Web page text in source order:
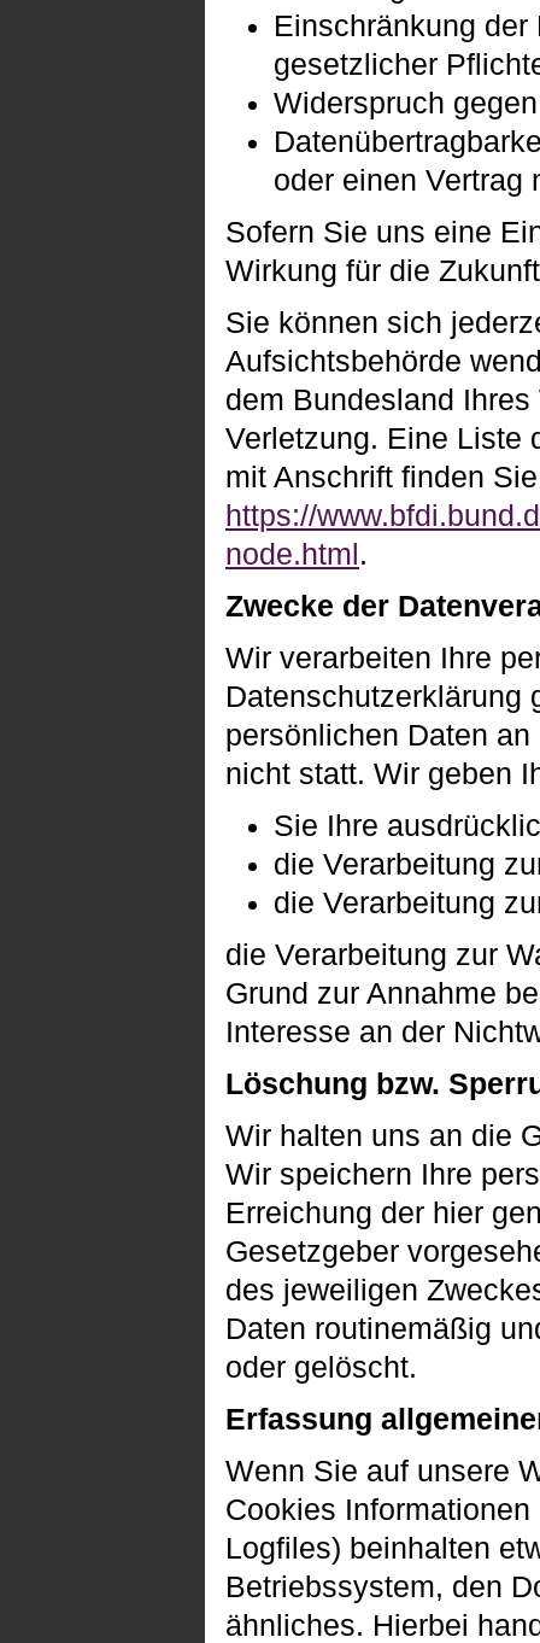
Einschränkung der
gesetzlicher
Widerspruch
oder einen Vertrag
Sofern Sie uns eine
Wirkung für die
Sie können sich
Aufsichtsbehörde
dem Bundesland
Verletzung. Eine Liste
mit Anschrift finden
https://
node.html .
Zwecke der
Wir verarbeiten Ihre
Datenschutzerklärung
persönlichen Daten
nicht statt. Wir geben
Sie Ihre
die Verarbeitung
die Verarbeitung
die Verarbeitung zur
Grund zur Annahme
Interesse an der
Löschung bzw.
Wir halten uns an die
Wir speichern Ihre
Erreichung der hier
Gesetzgeber
des jeweiligen
Daten routinemäßig
oder gelöscht.
Erfassung
Wenn Sie auf unsere
Cookies
Logfiles) beinhalten
Betriebssystem, den
ähnliches. Hierbei